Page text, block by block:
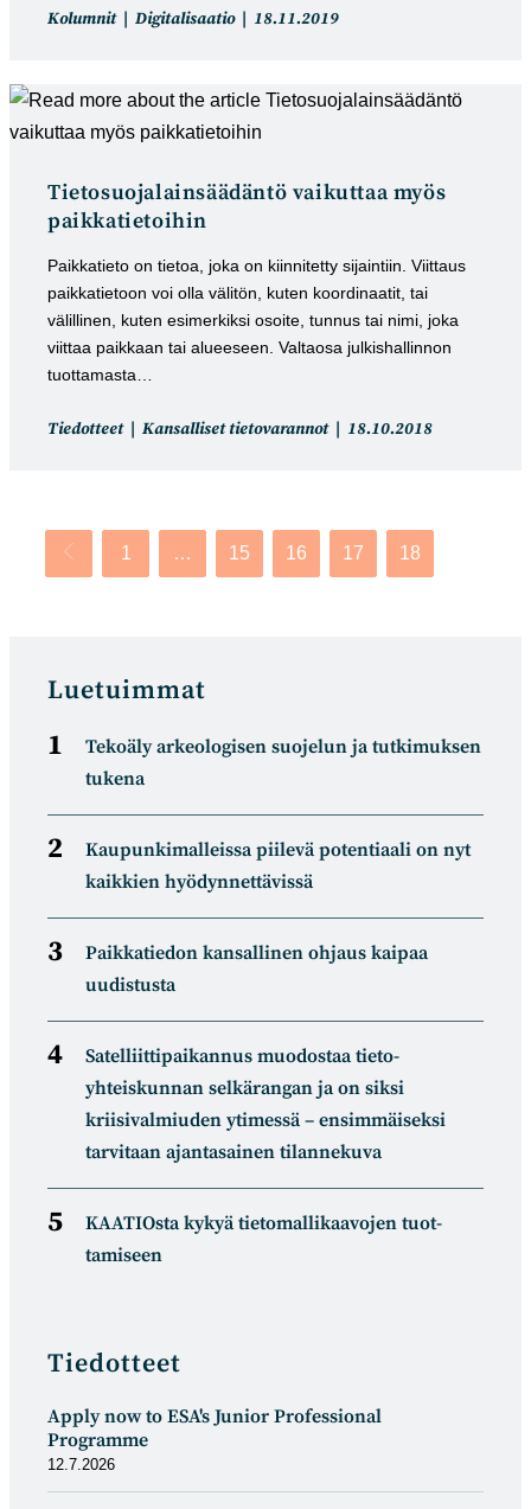
Artikkelin
Kolumnit Digitalisaatio
Artikkeli
18.11.2019
Tietosuojalainsäädäntö vaikuttaa myös
paikkatietoihin
Paikkatieto on tietoa, joka on kiinnitetty sijaintiin. Viittaus
paikkatietoon voi olla välitön, kuten koordinaatit, tai
välillinen, kuten esimerkiksi osoite, tunnus tai nimi, joka
viittaa paikkaan tai alueeseen. Valtaosa julkishallinnon
tuottamasta…
Artikkelin
Tiedotteet Kansalliset tietovarannot
Artikkeli
18.10.2018
Siirry edelliselle sivulle
1 … 15 16 17 18
Luetuimmat
Tekoäly arkeologisen suojelun ja tutkimuksen
tukena
Kaupunkimalleissa piilevä potentiaali on nyt
kaikkien hyödynnettävissä
Paikkatiedon kansallinen ohjaus kaipaa
uudistusta
Satelliitti­paikannus muodostaa tieto­
yhteiskunnan selkä­rangan ja on siksi
kriisivalmiuden ytimessä – ensimmäiseksi
tarvitaan ajantasainen tilannekuva
KAATIOsta kykyä tietomal­likaa­vojen tuot­
tamiseen
Tiedotteet
Apply now to ESA's Junior Professional
Programme
12.7.2026